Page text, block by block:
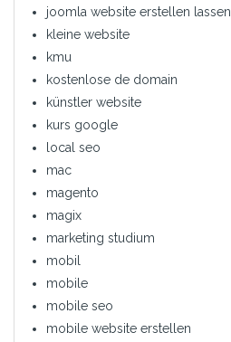
joomla website erstellen lassen
kleine website
kmu
kostenlose de domain
künstler website
kurs google
local seo
mac
magento
magix
marketing studium
mobil
mobile
mobile seo
mobile website erstellen